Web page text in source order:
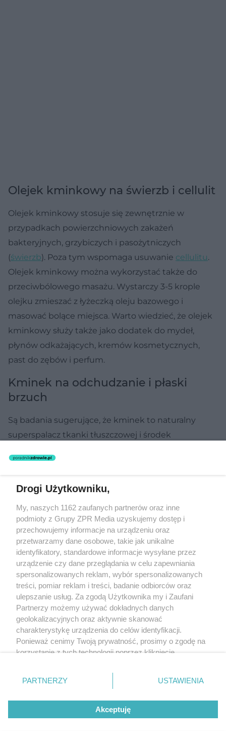
Olejek kminkowy na świerzb i cellulit
Olejek kminkowy stosuje się zewnętrznie w
przypadkach powierzchniowych zakażeń
bakteryjnych, grzybiczych i pasożytniczych
(świerzb). Poza tym wspomaga usuwanie cellulitu.
Olejek kminkowy można wykorzystać także do
przeciwbólowego masażu. Wystarczy 3-5 krople
olejku zmieszać z łyżeczką oleju bazowego i
masować bolące miejsca. Warto wiedzieć, że olejek
kminkowy służy także jako dodatek do mydeł,
płynów odkażających, kremów kosmetycznych,
past do zębów i perfum.
Kminek na odchudzanie i płaski
brzuch
Są badania sugerujące, że kminek to naturalny
superspalacz tkanki tłuszczowej i środek
kminku z dodatkiem imbiru i cynamonu. Nie
powinien zaszkodzić, a są podstawy, byzakładać, ze
może rozpędzić metabolizm.
Kminek na skurcze ud
Nie ma wyraźnego powodu, by na skurcze mięśni
miał pomagać kminek, a sporo takich sugestii w
sieci. Przyczyną dolegliwości są zazwyczaj niedobory
elektrolitowe, zmęczenie. Pomoże więc
uzupełnienie niedoborów, rozciągnięcie mięśni i
Kminek w ciąży
Niewielka ilość kminku, np. dodanego do posiłku,
Drogi Użytkowniku,
My, naszych 1162 zaufanych partnerów oraz inne
podmioty z Grupy ZPR Media uzyskujemy dostęp i
przechowujemy informacje na urządzeniu oraz
przetwarzamy dane osobowe, takie jak unikalne
identyfikatory, standardowe informacje wysyłane przez
urządzenie czy dane przeglądania w celu zapewniania
spersonalizowanych reklam, wybór spersonalizowanych
treści, pomiar reklam i treści, badanie odbiorców oraz
ulepszanie usług. Za zgodą Użytkownika my i Zaufani
Partnerzy możemy używać dokładnych danych
geolokalizacyjnych oraz aktywnie skanować
charakterystykę urządzenia do celów identyfikacji.
Ponieważ cenimy Twoją prywatność, prosimy o zgodę na
korzystanie z tych technologii poprzez kliknięcie
zmienić/wycofać klikając przycisk ustawień prywatności
znajdujący się w lewym dolnym rogu strony
rodzaje przetwarzania danych nie wymagają zgody
użytkownika, ale masz prawo sprzeciwić się takiemu
przetwarzaniu. Preferencje będą miały zastosowanie tylko
PARTNERZY USTAWIENIA
Akceptuję